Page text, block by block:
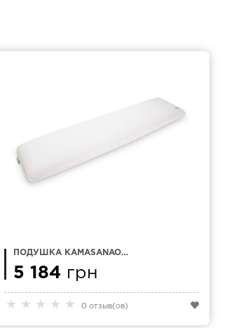
★ ★ ★ ★ ★ 0 отзыв(ов)
ПОДУШКА KAMASANAO
5 184 грн